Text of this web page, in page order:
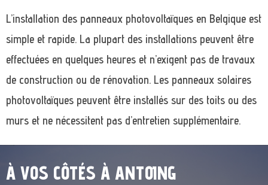
L’installation des panneaux photovoltaïques en Belgique est
simple et rapide. La plupart des installations peuvent être
effectuées en quelques heures et n’exigent pas de travaux
de construction ou de rénovation. Les panneaux solaires
photovoltaïques peuvent être installés sur des toits ou des
murs et ne nécessitent pas d’entretien supplémentaire.
À VOS CÔTÉS À ANTOING